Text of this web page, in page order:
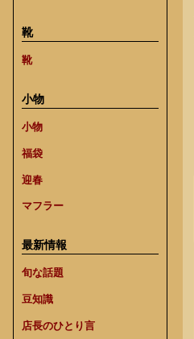
靴
靴
小物
小物
福袋
迎春
マフラー
最新情報
旬な話題
豆知識
店長のひとり言